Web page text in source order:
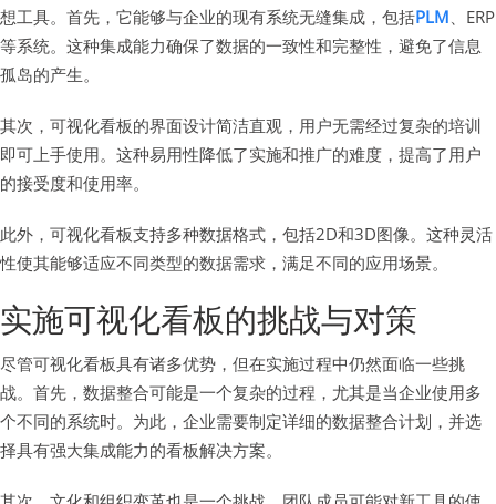
想工具。首先，它能够与企业的现有系统无缝集成，包括PLM 、ERP
等系统。这种集成能力确保了数据的一致性和完整性，避免了信息
孤岛的产生。
其次，可视化看板的界面设计简洁直观，用户无需经过复杂的培训
即可上手使用。这种易用性降低了实施和推广的难度，提高了用户
的接受度和使用率。
此外，可视化看板支持多种数据格式，包括2D和3D图像。这种灵活
性使其能够适应不同类型的数据需求，满足不同的应用场景。
实施可视化看板的挑战与对策
尽管可视化看板具有诸多优势，但在实施过程中仍然面临一些挑
战。首先，数据整合可能是一个复杂的过程，尤其是当企业使用多
个不同的系统时。为此，企业需要制定详细的数据整合计划，并选
择具有强大集成能力的看板解决方案。